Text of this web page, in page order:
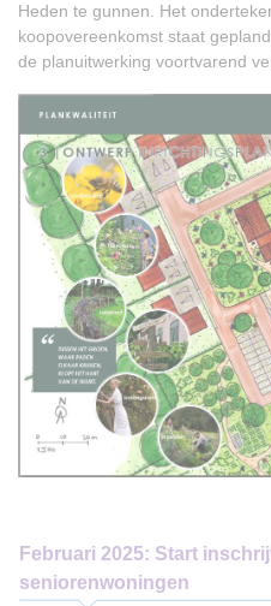
Heden te gunnen. Het
koopovereenkomst staat
de planuitwerking voortvarend
Februari 2025: Start
seniorenwoningen